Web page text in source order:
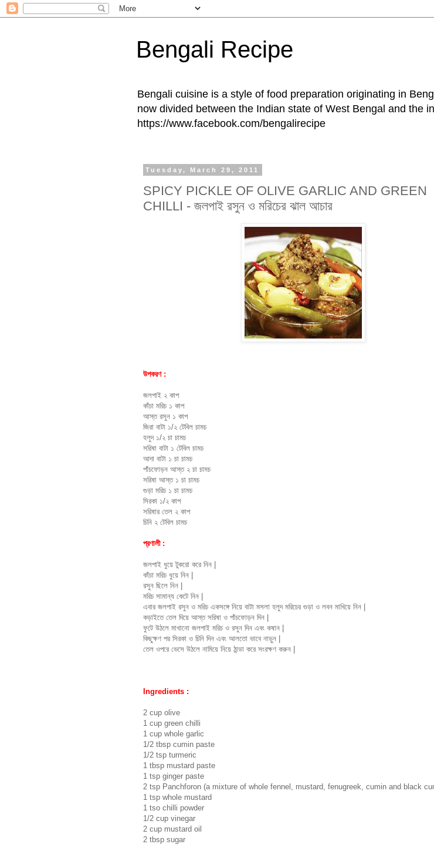
Bengali Recipe
Bengali cuisine is a style of food preparation originating in
now divided between the Indian state of West Bengal and the
https://www.facebook.com/bengalirecipe
Tuesday, March 29, 2011
SPICY PICKLE OF OLIVE GARLIC AND GREEN
CHILLI - জলপাই রসুন ও মরিচের ঝাল আচার
উপকরণ :
জলপাই ২ কাপ
কাঁচা মরিচ ১ কাপ
আস্ত রসুন ১ কাপ
জিরা বাটা ১/২ টেবিল চামচ
হলুদ ১/২ চা চামচ
সরিষা বাটা ১ টেবিল চামচ
আদা বাটা ১ চা চামচ
পাঁচফোড়ন আস্ত ২ চা চামচ
সরিষা আস্ত ১ চা চামচ
গুড়া মরিচ ১ চা চামচ
সিরকা ১/২ কাপ
সরিষার তেল ২ কাপ
চিনি ২ টেবিল চামচ
প্রণালী :
জলপাই ধুয়ে টুকরো করে নিন |
কাঁচা মরিচ ধুয়ে নিন |
রসুন ছিলে নিন |
মরিচ সামান্য কেটে নিন |
এবার জলপাই রসুন ও মরিচ একসঙ্গে নিয়ে বাটা মসলা হলুদ মরিচের গুড়া ও লবন মাখিয়ে নিন |
কড়াইতে তেল দিয়ে আস্ত সরিষা ও পাঁচফোড়ন দিন |
ফুটে উঠলে মাখানো জলপাই মরিচ ও রসুন দিন এবং কষান |
কিছুক্ষণ পর সিরকা ও চিনি দিন এবং আলতো ভাবে নাড়ুন |
তেল ওপরে ভেসে উঠলে নামিয়ে নিয়ে ঠান্ডা করে সংরক্ষণ করুন |
Ingredients :
2 cup olive
1 cup green chilli
1 cup whole garlic
1/2 tbsp cumin paste
1/2 tsp turmeric
1 tbsp mustard paste
1 tsp ginger paste
2 tsp Panchforon (a mixture of whole fennel, mustard, fenugreek, cumin and black
1 tsp whole mustard
1 tso chilli powder
1/2 cup vinegar
2 cup mustard oil
2 tbsp sugar